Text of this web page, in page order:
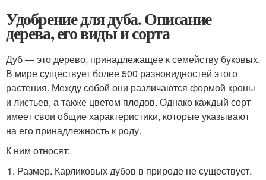
Удобрение для дуба. Описание
дерева, его виды и сорта
Дуб — это дерево, принадлежащее к семейству буковых.
В мире существует более 500 разновидностей этого
растения. Между собой они различаются формой кроны
и листьев, а также цветом плодов. Однако каждый сорт
имеет свои общие характеристики, которые указывают
на его принадлежность к роду.
К ним относят:
Размер. Карликовых дубов в природе не существует.